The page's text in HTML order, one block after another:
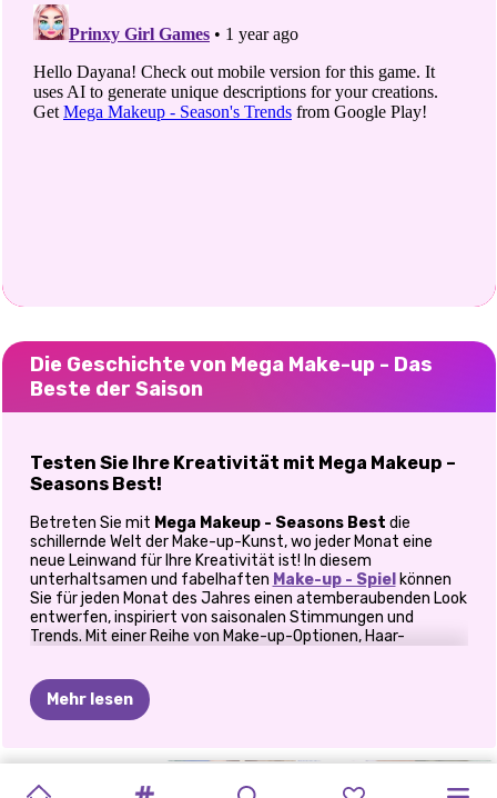
Die Geschichte von Mega Make-up - Das
Beste der Saison
Testen Sie Ihre Kreativität mit Mega Makeup –
Seasons Best!
Betreten Sie mit Mega Makeup - Seasons Best die
schillernde Welt der Make-up-Kunst, wo jeder Monat eine
neue Leinwand für Ihre Kreativität ist! In diesem
unterhaltsamen und fabelhaften Make-up - Spiel können
Sie für jeden Monat des Jahres einen atemberaubenden Look
entwerfen, inspiriert von saisonalen Stimmungen und
Trends. Mit einer Reihe von Make-up-Optionen, Haar-
So spielt man Mega Makeup – Seasons Best
Modus vs. Freestyle-Modus
Mehr lesen
MONSTERELLA-
BACK SKINFLUENCER
INSTA-
EXTREMES